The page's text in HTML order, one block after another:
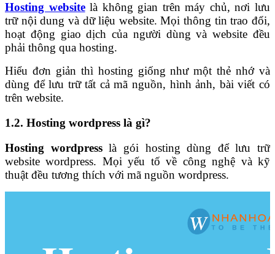
Hosting websitelà không gian trên máy chủ, nơi lưu
trữ nội dung và dữ liệu website. Mọi thông tin trao đổi,
hoạt động giao dịch của người dùng và website đều
phải thông qua hosting.
Hiểu đơn giản thì hosting giống như một thẻ nhớ và
dùng để lưu trữ tất cả mã nguồn, hình ảnh, bài viết có
trên website.
1.2. Hosting wordpress là gì?
Hosting wordpresslà gói hosting dùng để lưu trữ
website wordpress. Mọi yếu tố về công nghệ và kỹ
thuật đều tương thích với mã nguồn wordpress.